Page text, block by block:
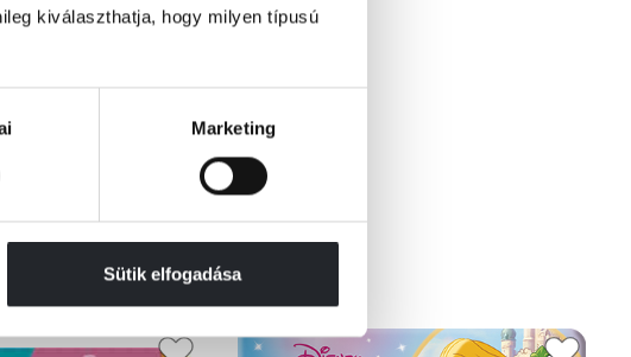
kiválaszthatja, hogy milyen típusú
Marketing
Sütik elfogadása